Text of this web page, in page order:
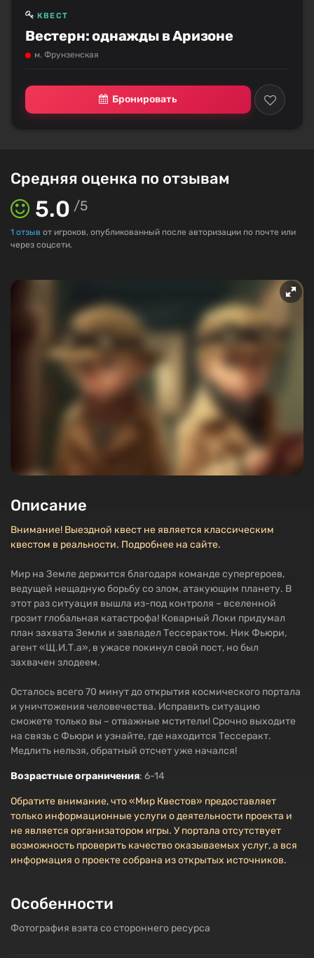
Вестерн: однажды в Аризоне
КВЕСТ
м. Фрунзенская
Бронировать
Средняя оценка по отзывам
5.0 /5
1 отзыв от игроков, опубликованный после авторизации по почте или
через соцсети.
Описание
Внимание! Выездной квест не является классическим
квестом в реальности. Подробнее на сайте.
Мир на Земле держится благодаря команде супергероев,
ведущей нещадную борьбу со злом, атакующим планету. В
этот раз ситуация вышла из-под контроля – вселенной
грозит глобальная катастрофа! Коварный Локи придумал
план захвата Земли и завладел Тессерактом. Ник Фьюри,
агент «Щ.И.Т.а», в ужасе покинул свой пост, но был
захвачен злодеем.
Осталось всего 70 минут до открытия космического портала
и уничтожения человечества. Исправить ситуацию
сможете только вы – отважные мстители! Срочно выходите
на связь с Фьюри и узнайте, где находится Тессеракт.
Медлить нельзя, обратный отсчет уже начался!
Возрастные ограничения: 6-14
Обратите внимание, что «Мир Квестов» предоставляет
только информационные услуги о деятельности проекта и
не является организатором игры. У портала отсутствует
возможность проверить качество оказываемых услуг, а вся
информация о проекте собрана из открытых источников.
Особенности
Фотография взята со стороннего ресурса